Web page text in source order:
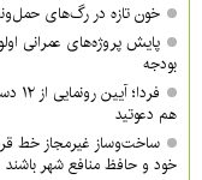
خون تازه در رگ‌های حمل‌ونقل کرج/ ۱۲ اتوبوس ۱۸ متری
پایش پروژه‌های عمرانی
بودجه
هم دعوتید
ساخت‌وساز غیرمجاز خط
خود و حافظ منافع شهر باشند